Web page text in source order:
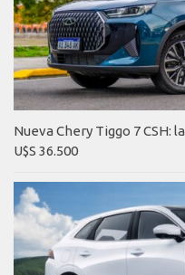
Nueva Chery Tiggo 7 CSH:
U$S 36.500